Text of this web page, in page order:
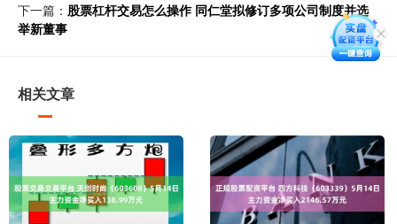
下一篇： 股票杠杆交易怎么操作 同仁堂拟修订多项公司制度并选
举新董事
相关文章